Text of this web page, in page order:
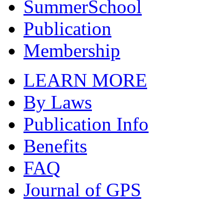
SummerSchool
Publication
Membership
LEARN MORE
By Laws
Publication Info
Benefits
FAQ
Journal of GPS